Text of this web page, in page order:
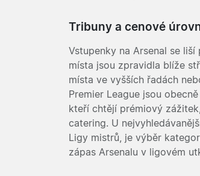
Tribuny a cenové
Vstupenky na Arsenal se
místa jsou zpravidla blíže
místa ve vyšších řadách
Premier League jsou
kteří chtějí prémiový
catering. U
Ligy mistrů, je výběr
zápas Arsenalu v ligovém